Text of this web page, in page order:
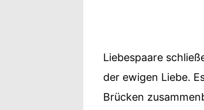
Liebespaare
der ewigen Liebe.
Brücken